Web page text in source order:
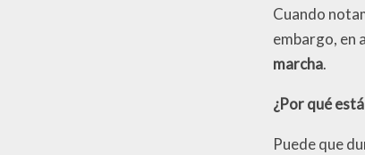
Cuando
embargo, en
marcha.
¿Por qué
Puede que